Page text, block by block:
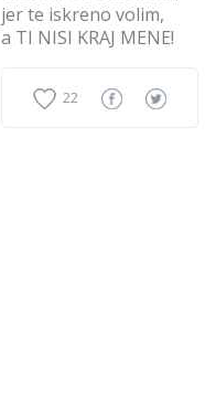
jer te iskreno volim,
a TI NISI KRAJ MENE!
22